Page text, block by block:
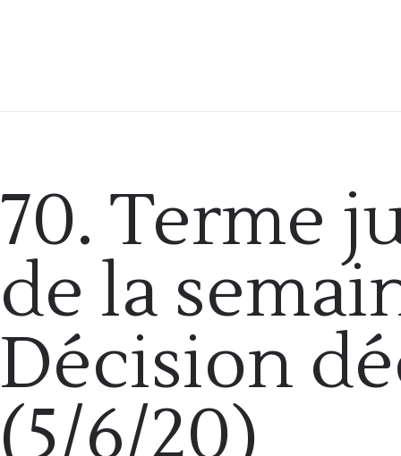
70. Terme
de la
Décision
(5/6/20)